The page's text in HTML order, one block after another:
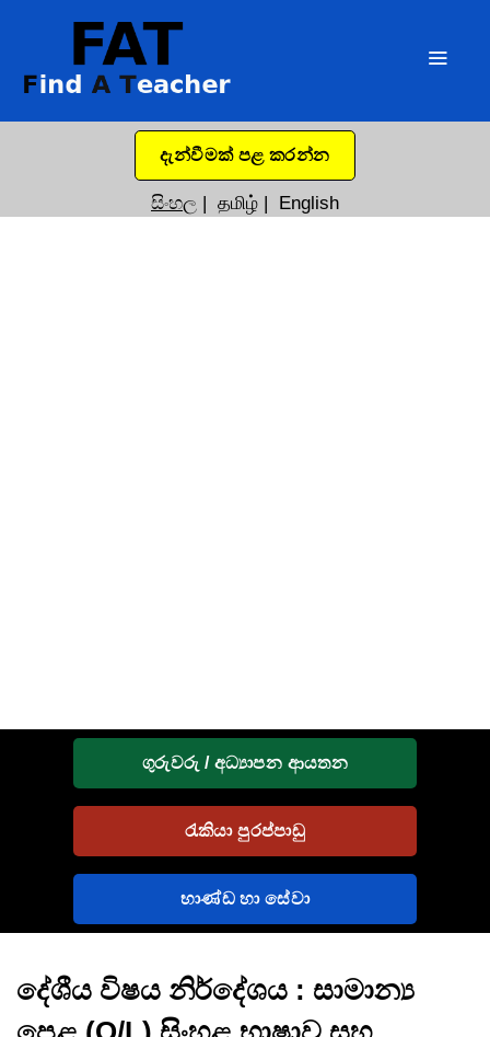
දැන්වීමක් පළ කරන්න
සිංහල | தமிழ் | English
ගුරුවරු / අධ්‍යාපන ආයතන
රැකියා පුරප්පාඩු
භාණ්ඩ හා සේවා
දේශීය විෂය නිර්දේශය : සාමාන්‍ය